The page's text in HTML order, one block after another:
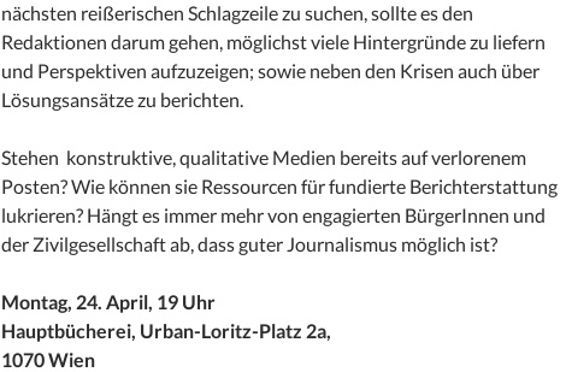
nächsten reißerischen Schlagzeile zu suchen, sollte es den
Redaktionen darum gehen, möglichst viele Hintergründe zu liefern
und Perspektiven aufzuzeigen; sowie neben den Krisen auch über
Lösungsansätze zu berichten.
Stehen konstruktive, qualitative Medien bereits auf verlorenem
Posten? Wie können sie Ressourcen für fundierte Berichterstattung
lukrieren? Hängt es immer mehr von engagierten BürgerInnen und
der Zivilgesellschaft ab, dass guter Journalismus möglich ist?
Montag, 24. April, 19 Uhr
Hauptbücherei, Urban-Loritz-Platz 2a,
1070 Wien